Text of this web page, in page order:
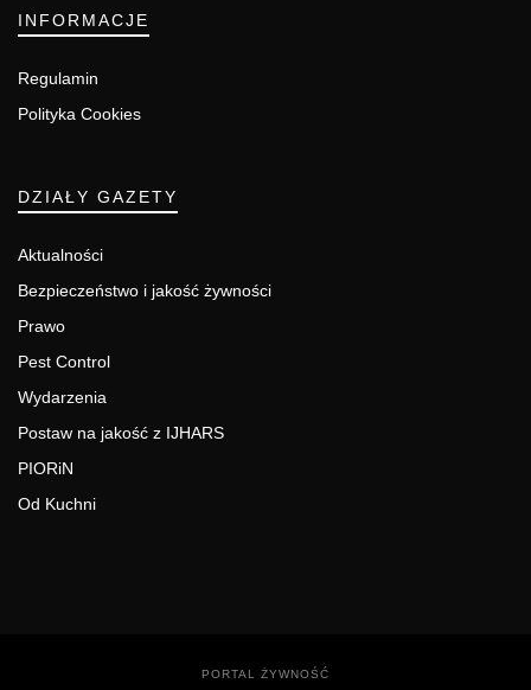
INFORMACJE
Regulamin
Polityka Cookies
DZIAŁY GAZETY
Aktualności
Bezpieczeństwo i jakość żywności
Prawo
Pest Control
Wydarzenia
Postaw na jakość z IJHARS
PIORiN
Od Kuchni
PORTAL ŻYWNOŚĆ